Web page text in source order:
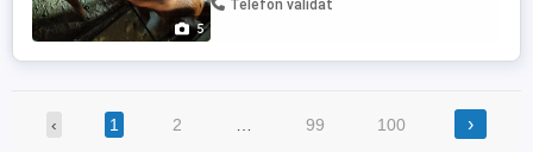
5
Telefon validat
‹ 1 2 99 100 ›